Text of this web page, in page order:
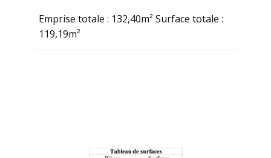
Emprise totale : 132,40m² Surface totale :
119,19m²